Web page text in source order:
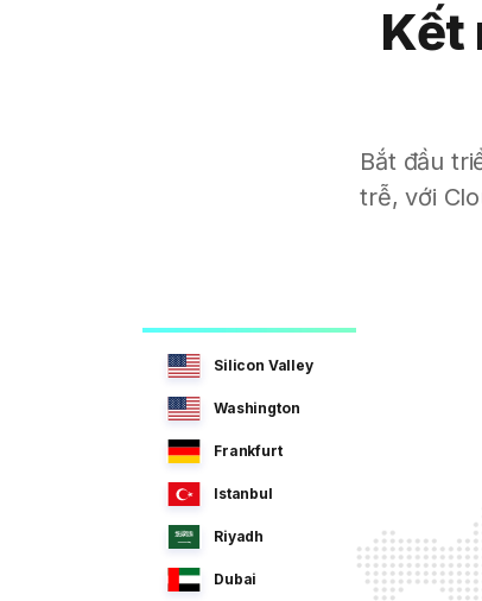
Kết
Bắt đầu
trễ, với
Silicon Valley
Washington
Frankfurt
Istanbul
Riyadh
Dubai